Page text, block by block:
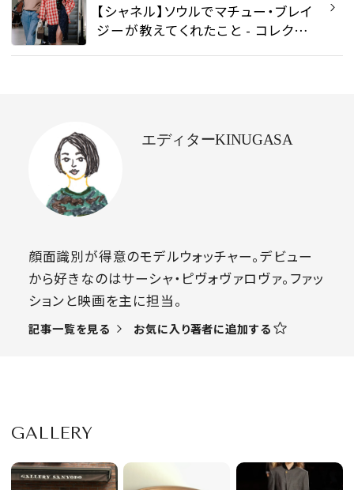
【シャネル】ソウルでマチュー・ブレイ
ジーが教えてくれたこと - コレクシ
エディターKINUGASA
顔面識別が得意のモデルウォッチャー。デビュー
から好きなのはサーシャ・ピヴォヴァロヴァ。ファッ
ションと映画を主に担当。
記事一覧を見る お気に入り著者に追加する
GALLERY